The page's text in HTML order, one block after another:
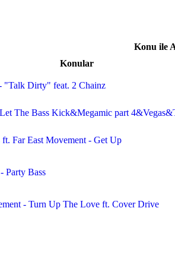
Konu ile
Konular
"Talk Dirty" feat. 2 Chainz
The Bass Kick&Megamic part
Far East Movement - Get Up
Party Bass
- Turn Up The Love ft. Cover Drive